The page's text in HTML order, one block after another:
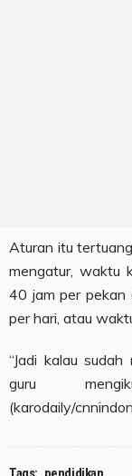
Aturan itu
mengatur, waktu
40 jam per
per hari, atau
“Jadi kalau
guru
(karodaily/